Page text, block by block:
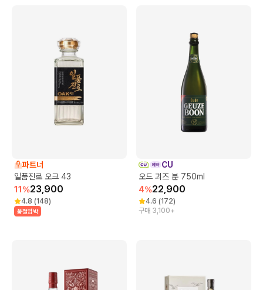
파트너
일품진로 오크 43
11 %23,900
4.8 (148)
품절임박
CU
오드 괴즈 분 750ml
4%22,900
4.6 (172)
구매 3,100+